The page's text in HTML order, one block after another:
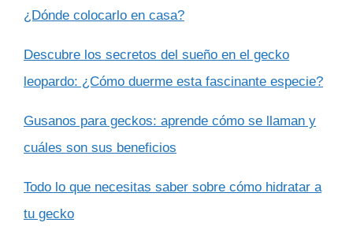
¿Dónde colocarlo en casa?
Descubre los secretos del sueño en el gecko
leopardo: ¿Cómo duerme esta fascinante especie?
Gusanos para geckos: aprende cómo se llaman y
cuáles son sus beneficios
Todo lo que necesitas saber sobre cómo hidratar a
tu gecko